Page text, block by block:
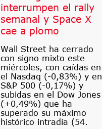
interrumpen el rally
semanal y Space X
cae a plomo
Wall Street ha cerrado
con signo mixto este
miércoles, con caídas en
el Nasdaq (-0,83%) y en
S&P 500 (-0,17%) y
subidas en el Dow Jones
(+0,49%) que ha
superado su máximo
histórico intradía (54.